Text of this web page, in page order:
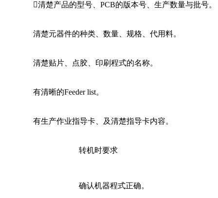
清楚产品的型号、PCB的版本号、生产数量与批号。
清楚元器件的种类、数量、规格、代用料。
清楚贴片、点胶、印刷程式的名称。
有清晰的Feeder list。
有生产作业指导卡、及清楚指导卡内容。
转机时要求
确认机器程式正确。